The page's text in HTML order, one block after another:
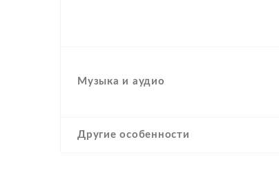
Музыка и аудио
Другие особенности